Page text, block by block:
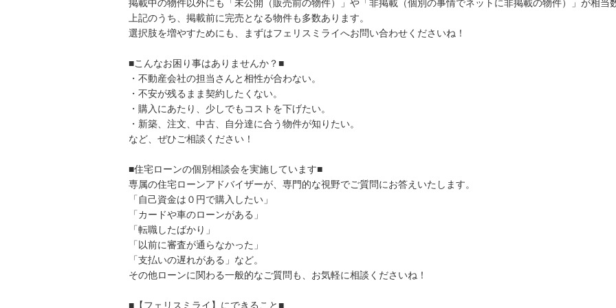
掲載中の物件以外にも「未公開（販売前の物件）」や「非掲載（個別の事情でネットに非掲載の物件）」が相当
上記のうち、掲載前に完売となる物件も多数あります。
選択肢を増やすためにも、まずはフェリスミライへお問い合わせくださいね！
■こんなお困り事はありませんか？■
・不動産会社の担当さんと相性が合わない。
・不安が残るまま契約したくない。
・購入にあたり、少しでもコストを下げたい。
・新築、注文、中古、自分達に合う物件が知りたい。
など、ぜひご相談ください！
■住宅ローンの個別相談会を実施しています■
専属の住宅ローンアドバイザーが、専門的な視野でご質問にお答えいたします。
「自己資金は０円で購入したい」
「カードや車のローンがある」
「転職したばかり」
「以前に審査が通らなかった」
「支払いの遅れがある」など。
その他ローンに関わる一般的なご質問も、お気軽に相談くださいね！
■【フェリスミライ】にできること■